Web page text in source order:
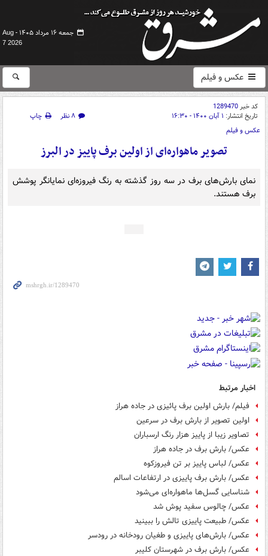
جمعه ۱۶ مرداد ۱۴۰۵ -
Aug
7 2026
عکس و فیلم
کد خبر1289470
تاریخ انتشار: ۱ آبان ۱۴۰۰ - ۱۶:۳۰ ۸ نظر
چاپ
عکس و فیلم
تصویر ماهواره‌ای از اولین برف پاییز در البرز
نمای بارش‌های برف در سه روز گذشته به رنگ فیروزه‌ای نمایانگر پوشش
برف هستند.
اخبار مرتبط
فیلم/ بارش اولین برف پائیزی در جاده هراز
اولین تصویر از بارش برف در سرعین
تصاویر زیبا از پاییز هزار رنگ ارسباران
عکس/ بارش برف در جاده هراز
عکس/ لباس پاییز بر تن فیروزکوه
عکس/ بارش برف پاییزی در ارتفاعات اسالم
شناسایی گسل‌ها ماهواره‌ای می‌شود
عکس/ چالوس سفید پوش شد
عکس/ طبیعت پاییزی تالش را ببینید
عکس/ بارش‌های پاییزی و طغیان رودخانه در رودسر
عکس/ بارش برف در شهرستان کلیبر